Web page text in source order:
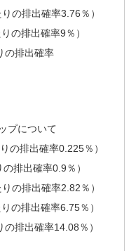
の排出確率3.76％）
の排出確率9％）
の排出確率
プについて
の排出確率0.225％）
排出確率0.9％）
の排出確率2.82％）
の排出確率6.75％）
排出確率14.08％）